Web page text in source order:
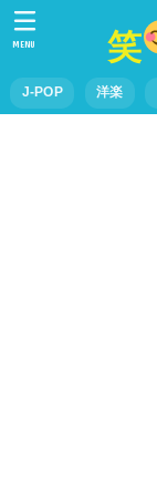
笑
J-POP 洋楽
MENU